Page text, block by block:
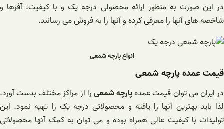
در این صورت به منظور ارائه محصولی درجه یک و با کیفیت، آفرها و
شاخصه های آنها را معرفی کرده و آنها را به فروش می رسانند.
انواع پارچه شمعی
قیمت عمده پارچه شمعی
در ایران می توان قیمت عمدهپارچه شمعیرا از مراکز مختلف بدست آورد.
لذا باید بهترین آنها را یافته و محصولاتی درجه یک را تهیه نمود. این
تولیدات با کیفیت عالی همراه بوده و می توان به کمک آنها محصولاتی